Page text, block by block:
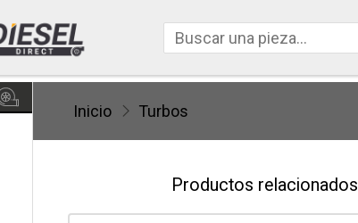
Inicio Turbos
Productos relacionados